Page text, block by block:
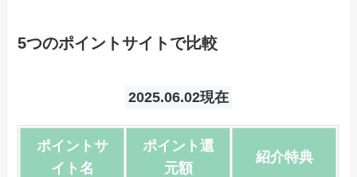
5つのポイントサイトで比較
2025.06.02現在
ポイントサ
イト名
ポイント還
元額
紹介特典